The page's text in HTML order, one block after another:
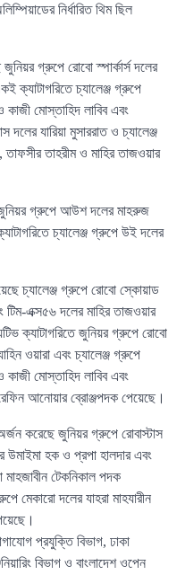
নির্ধারিত থিম ছিল
গ্রুপে রোবো স্পার্কার্স দলের
ক্যাটাগরিতে চ্যালেঞ্জ গ্রুপে
কাজী মোস্তাহিদ লাবিব এবং
দলের যারিয়া মুসাররাত ও চ্যালেঞ্জ
তাহরীম ও মাহির তাজওয়ার
জুনিয়র গ্রুপে আউশ দলের মাহরুজ
চ্যালেঞ্জ গ্রুপে উই দলের
চ্যালেঞ্জ গ্রুপে রোবো স্কোয়াড
টিম-এক্স৫৬ দলের মাহির তাজওয়ার
ক্যাটাগরিতে জুনিয়র গ্রুপে রোবো
ওয়ারা এবং চ্যালেঞ্জ গ্রুপে
কাজী মোস্তাহিদ লাবিব এবং
আনোয়ার ব্রোঞ্জপদক পেয়েছে।
করেছে জুনিয়র গ্রুপে রোবাস্টাস
উমাইমা হক ও প্রপা হালদার এবং
মাহজাবীন টেকনিকাল পদক
মেকারো দলের যাহরা মাহযারীন
প্রযুক্তি বিভাগ, ঢাকা
বিভাগ ও বাংলাদেশ ওপেন